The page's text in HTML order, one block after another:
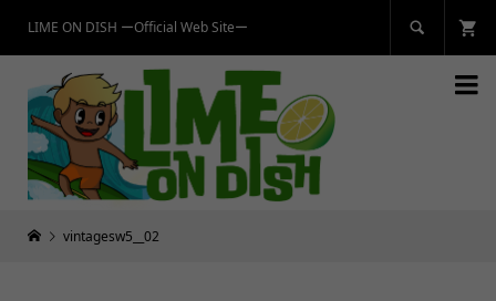
LIME ON DISH ーOfficial Web Siteー 

vintagesw5__02